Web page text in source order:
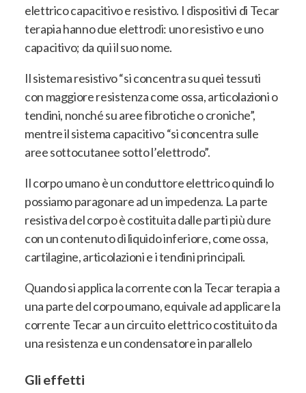
elettrico capacitivo e resistivo. I dispositivi di Tecar
terapia hanno due elettrodi: uno resistivo e uno
capacitivo; da qui il suo nome.
Il sistema resistivo “si concentra su quei tessuti
con maggiore resistenza come ossa, articolazioni o
tendini, nonché su aree fibrotiche o croniche”,
mentre il sistema capacitivo “si concentra sulle
aree sottocutanee sotto l’elettrodo”.
Il corpo umano è un conduttore elettrico quindi lo
possiamo paragonare ad un impedenza. La parte
resistiva del corpo è costituita dalle parti più dure
con un contenuto di liquido inferiore, come ossa,
cartilagine, articolazioni e i tendini principali.
Quando si applica la corrente con la Tecar terapia a
una parte del corpo umano, equivale ad applicare la
corrente Tecar a un circuito elettrico costituito da
una resistenza e un condensatore in parallelo
Gli effetti